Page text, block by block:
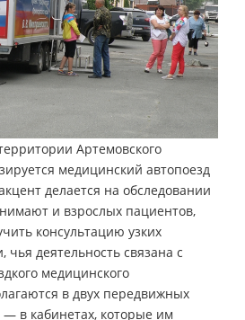
Артемовского
медицинский автопоезд
делается на обследовании
и взрослых пациентов,
консультацию узких
чья деятельность связана с
медицинского
в двух передвижных
— в кабинетах, которые им